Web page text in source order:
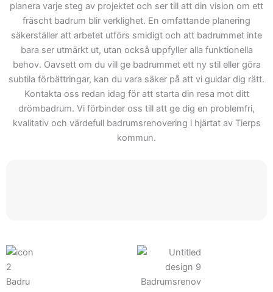
kunder från idé till färdigt
resultat. Därför kan du
räkna med Skepiab är det
rätta valet när ditt projekt
börjar. Välkommen att
kontakta oss för att se hur
vi kan stödja dig med ditt
nästa projekt inom
badrumsrenovering.
planera varje steg av projektet och ser till att din vision om ett
fräscht badrum blir verklighet. En omfattande planering
säkerställer att arbetet utförs smidigt och att badrummet inte
bara ser utmärkt ut, utan också uppfyller alla funktionella
behov. Oavsett om du vill ge badrummet ett ny stil eller göra
subtila förbättringar, kan du vara säker på att vi guidar dig rätt.
Kontakta oss redan idag för att starta din resa mot ditt
drömbadrum. Vi förbinder oss till att ge dig en problemfri,
kvalitativ och värdefull badrumsrenovering i hjärtat av Tierps
kommun.